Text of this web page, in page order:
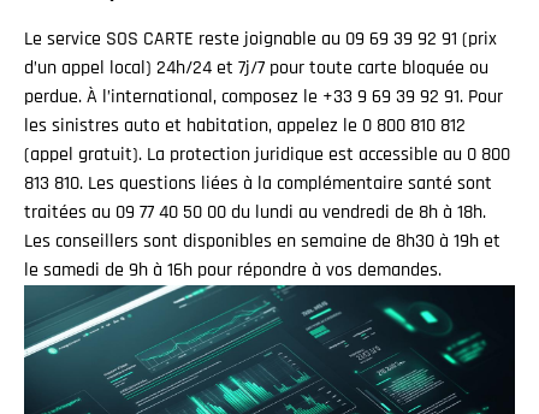
Le service SOS CARTE reste joignable au 09 69 39 92 91 (prix
d’un appel local) 24h/24 et 7j/7 pour toute carte bloquée ou
perdue. À l’international, composez le +33 9 69 39 92 91. Pour
les sinistres auto et habitation, appelez le 0 800 810 812
(appel gratuit). La protection juridique est accessible au 0 800
813 810. Les questions liées à la complémentaire santé sont
traitées au 09 77 40 50 00 du lundi au vendredi de 8h à 18h.
Les conseillers sont disponibles en semaine de 8h30 à 19h et
le samedi de 9h à 16h pour répondre à vos demandes.